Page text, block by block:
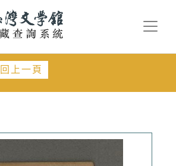
回上一頁